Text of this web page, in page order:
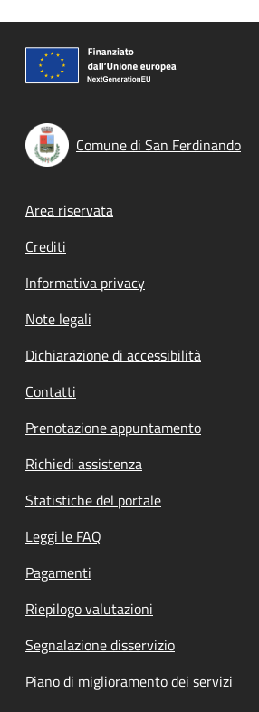
Comune di San Ferdinando
Footer menu
Area riservata
Crediti
Informativa privacy
Note legali
Dichiarazione di accessibilità
Contatti
Prenotazione appuntamento
Richiedi assistenza
Statistiche del portale
Leggi le FAQ
Pagamenti
Riepilogo valutazioni
Segnalazione disservizio
Piano di miglioramento dei servizi